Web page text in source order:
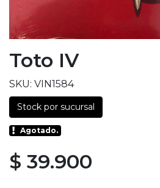
Toto IV
SKU: VIN1584
Stock por sucursal
Agotado.
$ 39.900